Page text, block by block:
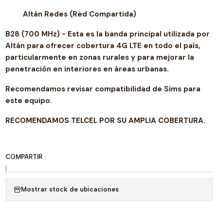
Altán Redes (Red Compartida)
B28 (700 MHz) - Esta es la banda principal utilizada por
Altán para ofrecer cobertura 4G LTE en todo el país,
particularmente en zonas rurales y para mejorar la
penetración en interiores en áreas urbanas.
Recomendamos revisar compatibilidad de Sims para
este equipo.
RECOMENDAMOS TELCEL POR SU AMPLIA COBERTURA.
COMPARTIR
|
Mostrar stock de ubicaciones